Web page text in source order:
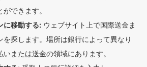
できます。
に移動する: ウェブサイト上で国際送金ま
を探します。場所は銀行によって異なり
いまたは送金の領域にあります。